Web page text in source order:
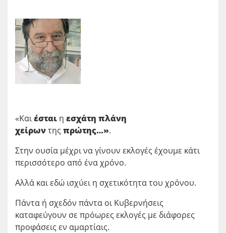
«Καιέσται η εσχάτη πλάνη
χείρωντης πρώτης…».
Στην ουσία μέχρι να γίνουν εκλογές έχουμε κάτι
περισσότερο από ένα χρόνο.
Αλλά και εδώ ισχύει η σχετικότητα του χρόνου.
Πάντα ή σχεδόν πάντα οι Κυβερνήσεις
καταφεύγουν σε πρόωρες εκλογές με διάφορες
προφάσεις εν αμαρτίαις.